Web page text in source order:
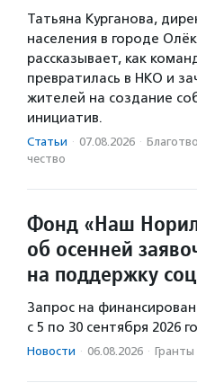
Татьяна Курганова,
населения в городе
рассказывает, как
превратилась в НКО и
жителей на создание
инициатив.
Статьи · 07.08.2026 ·
чест­во
Фонд «Наш
об осенней
на поддержку
Запрос на
с 5 по 30 сентября 2026
Новости · 06.08.2026 · Гранты